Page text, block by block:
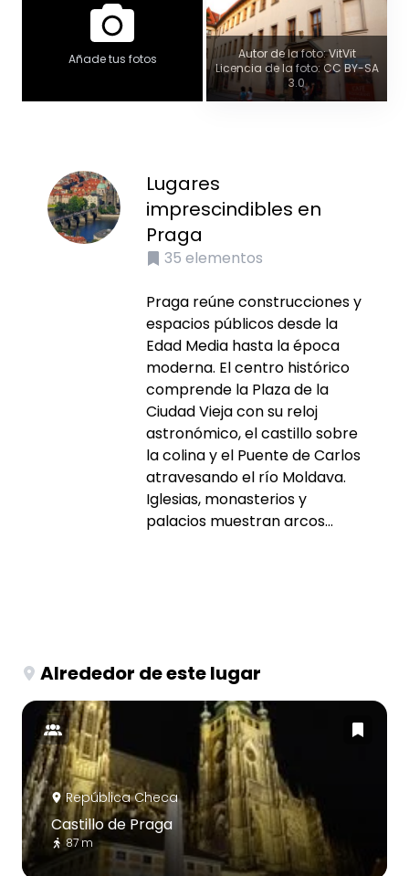
Añade tus fotos
Autor de la foto: VitVit
Licencia de la foto: CC BY-SA
3.0
Lugares
imprescindibles en
Praga
35 elementos
Praga reúne construcciones y
espacios públicos desde la
Edad Media hasta la época
moderna. El centro histórico
comprende la Plaza de la
Ciudad Vieja con su reloj
astronómico, el castillo sobre
la colina y el Puente de Carlos
atravesando el río Moldava.
Iglesias, monasterios y
palacios muestran arcos...
Alrededor de este lugar
República Checa
Castillo de Praga
87 m